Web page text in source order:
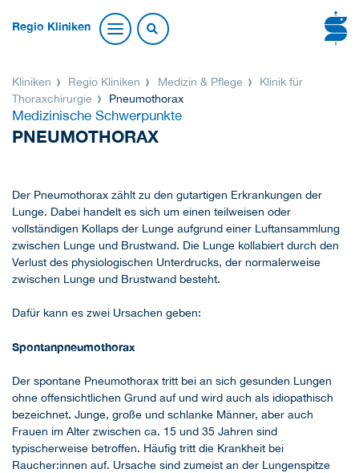
Regio Kliniken
Kliniken Regio Kliniken Medizin & Pflege
Klinik für
Thoraxchirurgie
Pneumothorax
Medizinische Schwerpunkte
PNEUMOTHORAX
Der Pneumothorax zählt zu den gutartigen Erkrankungen der
Lunge. Dabei handelt es sich um einen teilweisen oder
vollständigen Kollaps der Lunge aufgrund einer Luftansammlung
zwischen Lunge und Brustwand. Die Lunge kollabiert durch den
Verlust des physiologischen Unterdrucks, der normalerweise
zwischen Lunge und Brustwand besteht.
Dafür kann es zwei Ursachen geben:
Spontanpneumothorax
Der spontane Pneumothorax tritt bei an sich gesunden Lungen
ohne offensichtlichen Grund auf und wird auch als idiopathisch
bezeichnet. Junge, große und schlanke Männer, aber auch
Frauen im Alter zwischen ca. 15 und 35 Jahren sind
typischerweise betroffen. Häufig tritt die Krankheit bei
Raucher:innen auf. Ursache sind zumeist an der Lungenspitze